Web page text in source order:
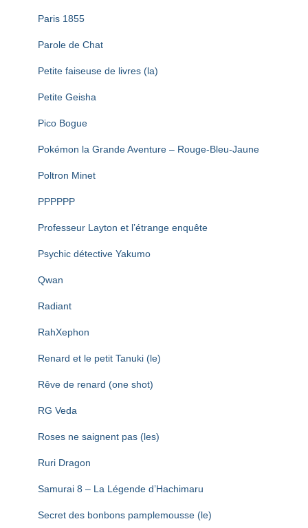
Paris 1855
Parole de Chat
Petite faiseuse de livres (la)
Petite Geisha
Pico Bogue
Pokémon la Grande Aventure – Rouge-Bleu-Jaune
Poltron Minet
PPPPPP
Professeur Layton et l’étrange enquête
Psychic détective Yakumo
Qwan
Radiant
RahXephon
Renard et le petit Tanuki (le)
Rêve de renard (one shot)
RG Veda
Roses ne saignent pas (les)
Ruri Dragon
Samurai 8 – La Légende d’Hachimaru
Secret des bonbons pamplemousse (le)